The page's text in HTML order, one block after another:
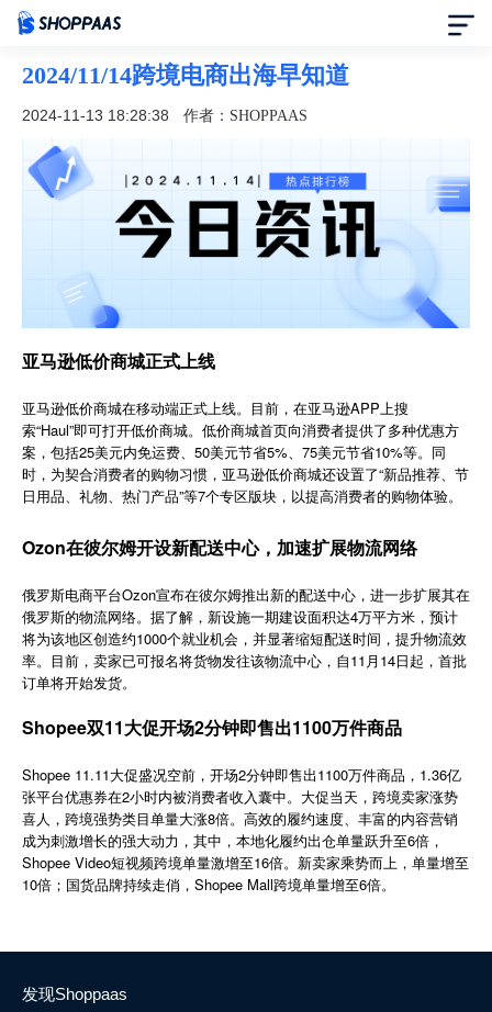
首页
定价
模板中心
合作伙伴
了解我们
2024/11/14跨境电商出海早知道
2024-11-13 18:28:38 作者：SHOPPAAS
亚马逊低价商城正式上线
亚马逊低价商城在移动端正式上线。目前，在亚马逊APP上搜
索“Haul”即可打开低价商城。低价商城首页向消费者提供了多种优惠方
案，包括25美元内免运费、50美元节省5%、75美元节省10%等。同
时，为契合消费者的购物习惯，亚马逊低价商城还设置了“新品推荐、节
日用品、礼物、热门产品”等7个专区版块，以提高消费者的购物体验。
Ozon在彼尔姆开设新配送中心，加速扩展物流网络
俄罗斯电商平台Ozon宣布在彼尔姆推出新的配送中心，进一步扩展其在
俄罗斯的物流网络。据了解，新设施一期建设面积达4万平方米，预计
将为该地区创造约1000个就业机会，并显著缩短配送时间，提升物流效
率。目前，卖家已可报名将货物发往该物流中心，自11月14日起，首批
订单将开始发货。
Shopee双11大促开场2分钟即售出1100万件商品
Shopee 11.11大促盛况空前，开场2分钟即售出1100万件商品，1.36亿
张平台优惠券在2小时内被消费者收入囊中。大促当天，跨境卖家涨势
喜人，跨境强势类目单量大涨8倍。高效的履约速度、丰富的内容营销
成为刺激增长的强大动力，其中，本地化履约出仓单量跃升至6倍，
Shopee Video短视频跨境单量激增至16倍。新卖家乘势而上，单量增至
10倍；国货品牌持续走俏，Shopee Mall跨境单量增至6倍。
发现Shoppaas